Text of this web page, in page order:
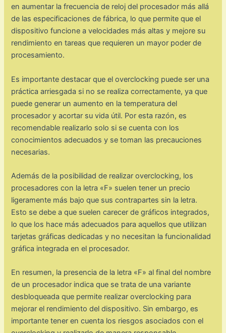
en aumentar la frecuencia de reloj del procesador más allá
de las especificaciones de fábrica, lo que permite que el
dispositivo funcione a velocidades más altas y mejore su
rendimiento en tareas que requieren un mayor poder de
procesamiento.
Es importante destacar que el overclocking puede ser una
práctica arriesgada si no se realiza correctamente, ya que
puede generar un aumento en la temperatura del
procesador y acortar su vida útil. Por esta razón, es
recomendable realizarlo solo si se cuenta con los
conocimientos adecuados y se toman las precauciones
necesarias.
Además de la posibilidad de realizar overclocking, los
procesadores con la letra «F» suelen tener un precio
ligeramente más bajo que sus contrapartes sin la letra.
Esto se debe a que suelen carecer de gráficos integrados,
lo que los hace más adecuados para aquellos que utilizan
tarjetas gráficas dedicadas y no necesitan la funcionalidad
gráfica integrada en el procesador.
En resumen, la presencia de la letra «F» al final del nombre
de un procesador indica que se trata de una variante
desbloqueada que permite realizar overclocking para
mejorar el rendimiento del dispositivo. Sin embargo, es
importante tener en cuenta los riesgos asociados con el